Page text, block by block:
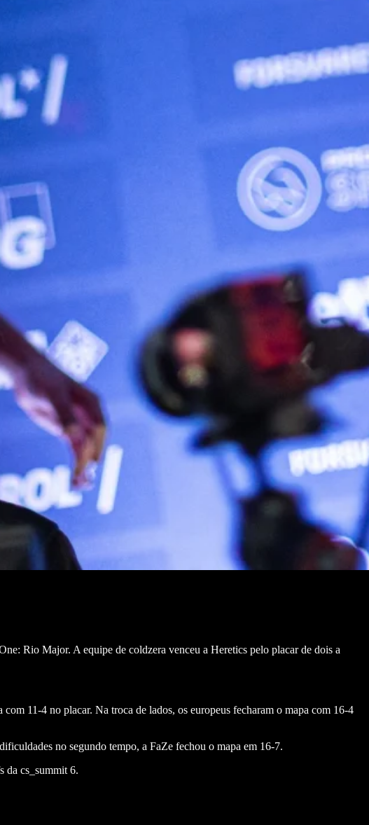
Rio Major. A equipe de coldzera venceu a Heretics pelo placar de dois a
11-4 no placar. Na troca de lados, os europeus fecharam o mapa com 16-4
no segundo tempo, a FaZe fechou o mapa em 16-7.
da cs_summit 6.